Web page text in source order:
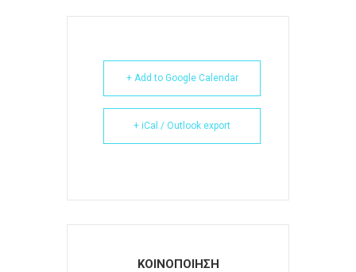
+ Add to Google Calendar
+ iCal / Outlook export
ΚΟΙΝΟΠΟΙΗΣΗ